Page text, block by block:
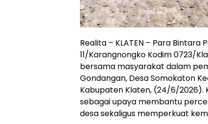
Realita – KLATEN – Para
11/Karangnongko Kodim 0723/
bersama masyarakat dalam
Gondangan, Desa Somokaton
Kabupaten Klaten, (24/6/2026).
sebagai upaya membantu
desa sekaligus memperkuat